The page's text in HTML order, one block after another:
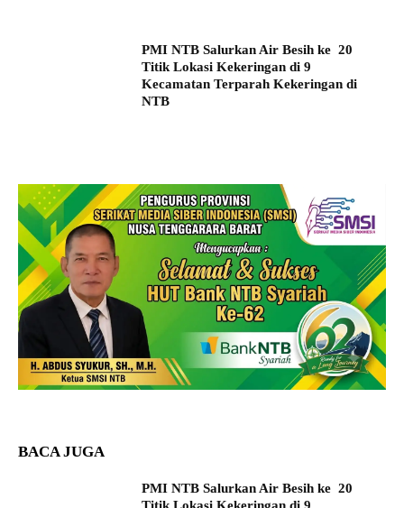
PMI NTB Salurkan Air Besih ke 20
Titik Lokasi Kekeringan di 9
Kecamatan Terparah Kekeringan di
NTB
BACA JUGA
PMI NTB Salurkan Air Besih ke 20